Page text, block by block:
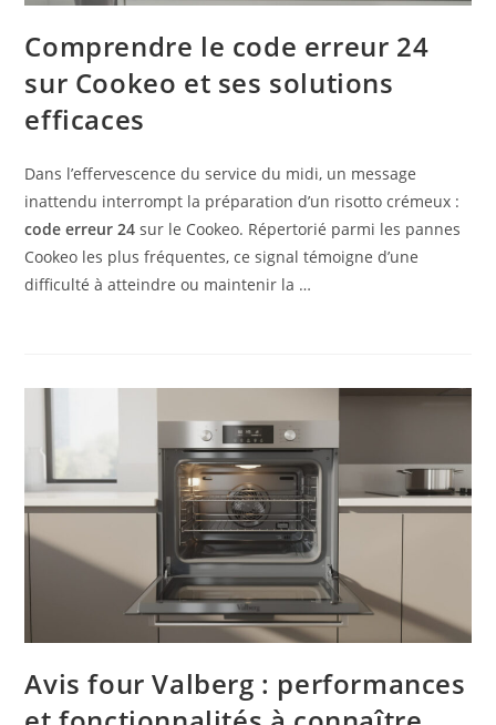
Comprendre le code erreur 24
sur Cookeo et ses solutions
efficaces
Dans l’effervescence du service du midi, un message
inattendu interrompt la préparation d’un risotto crémeux :
code erreur 24 sur le Cookeo. Répertorié parmi les pannes
Cookeo les plus fréquentes, ce signal témoigne d’une
difficulté à atteindre ou maintenir la …
Avis four Valberg : performances